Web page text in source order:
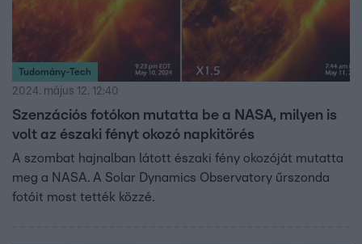
Tudomány-Tech
2024. május 12. 12:40
Szenzációs fotókon mutatta be a NASA, milyen is
volt az északi fényt okozó napkitörés
A szombat hajnalban látott északi fény okozóját mutatta
meg a NASA. A Solar Dynamics Observatory űrszonda
fotóit most tették közzé.